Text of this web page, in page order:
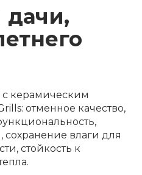
дачи,
керамическим
отменное качество,
влаги для
стойкость к